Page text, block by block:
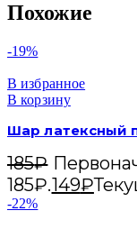
Похожие
-19%
В избранное
В корзину
Шар латексный
185₽
185₽.149₽
-22%